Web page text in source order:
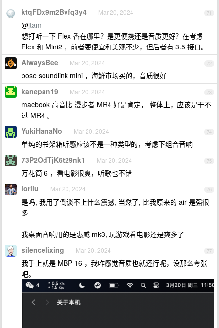
71
ktqFDx9m2Bvfq3y4 Mar 20, 2024
@jtam
想打听一下 Flex 香在哪里？是更便携还是音质更好？在考虑
Flex 和 Mini2 ，前者要便宜和美观不少，但后者有 3.5 接口。
72
AlwaysBee Mar 20, 2024
bose soundlink mini ，海鲜市场买的，音质很好
73
kanepan19 Mar 20, 2024
macbook 高音比 漫步者 MR4 好是肯定， 整体上，应该是干不
过 MR4 。
74
YukiHanaNo Mar 20, 2024
单纯的书架箱听感应该不是一种类型的，考虑下组合音响
75
73P2OdTjK6t29nk1 Mar 20, 2024
万花筒 6 ，看电影很爽，听歌也不错
76
iorilu Mar 20, 2024
是吗, 我用了倒谈不上什么震撼, 当然了, 比我原来的 air 是强很
多
我桌面音响用的是惠威 mk3, 玩游戏看电影还是爽多了
77
silencelixing Mar 20, 2024
我手上就是 MBP 16 ，我咋感觉音质也就还行呢，没那么夸张
吧。